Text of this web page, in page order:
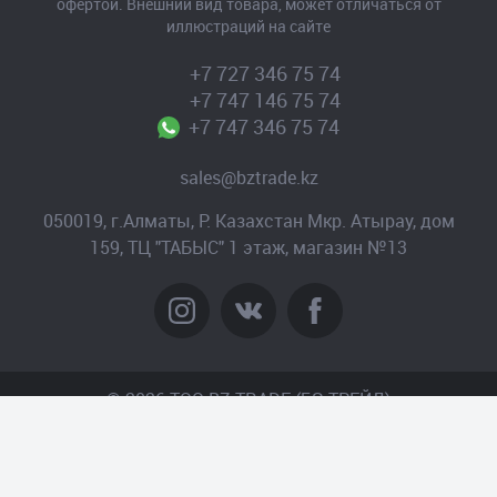
+7 727 346 75 74
+7 747 146 75 74
+7 747 346 75 74
sales@bztrade.kz
050019, г.Алматы, Р. Казахстан Мкр. Атырау, дом
159, ТЦ "ТАБЫС" 1 этаж, магазин №13
иллюстраций на сайте
© 2026 TOO BZ-TRADE (БЗ-ТРЕЙД)